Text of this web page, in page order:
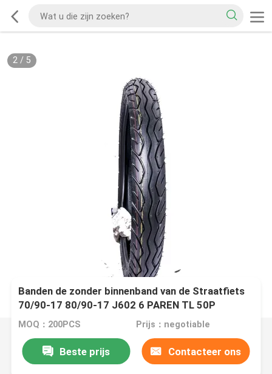
2/ 5
Banden de zonder binnenband van de Straatfiets
70/90-17 80/90-17 J602 6 PAREN TL 50P
MOQ：200PCS Prijs：negotiable
Beste prijs Contacteer ons